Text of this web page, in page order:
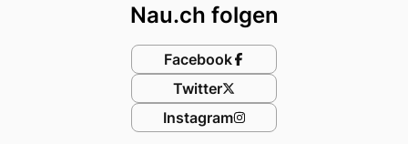
Nau.ch folgen
Facebook
Twitter
Instagram